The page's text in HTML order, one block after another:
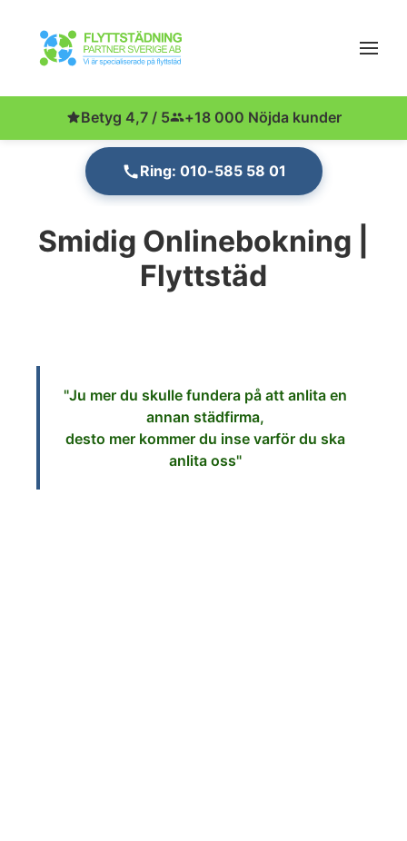
Betyg 4,7 / 5 +18 000 Nöjda kunder
Ring: 010-585 58 01
Smidig Onlinebokning |
Flyttstäd
"Ju mer du skulle fundera på att anlita en
annan städfirma,
desto mer kommer du inse varför du ska
anlita oss"